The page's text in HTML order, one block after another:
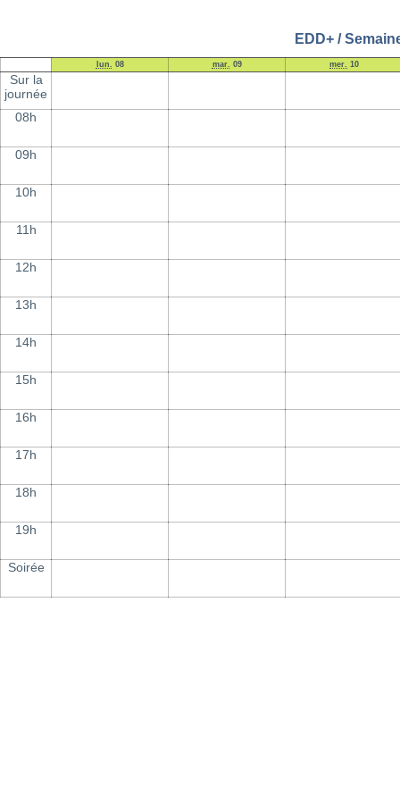
EDD+ /
lun. 08 mar. 09 mer. 10
Sur la
journée
08h
09h
10h
11h
12h
13h
14h
15h
16h
17h
18h
19h
Soirée